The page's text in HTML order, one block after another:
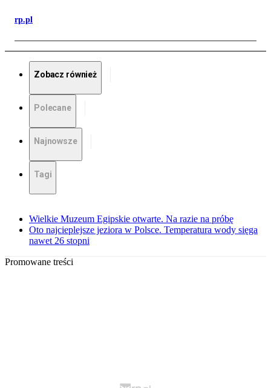
rp.pl
Zobacz również
Polecane
Najnowsze
Tagi
Wielkie Muzeum Egipskie otwarte. Na razie na próbę
Oto najcieplejsze jeziora w Polsce. Temperatura wody sięga
nawet 26 stopni
Promowane treści